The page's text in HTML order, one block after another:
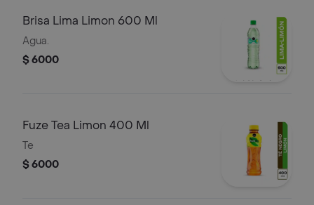
Brisa Lima Limon 600 Ml
Agua.
$ 6000
Fuze Tea Limon 400 Ml
Te
$ 6000